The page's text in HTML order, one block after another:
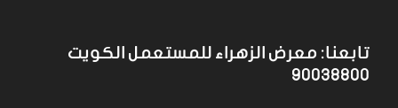
تابعنا: معرض الزهراء للمستعمل الكويت
90038800